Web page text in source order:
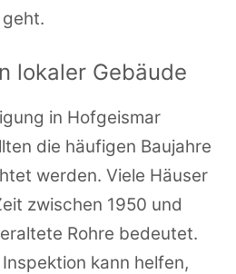
lokaler Gebäude
in Hofgeismar
die häufigen Baujahre
werden. Viele Häuser
zwischen 1950 und
Rohre bedeutet.
kann helfen,